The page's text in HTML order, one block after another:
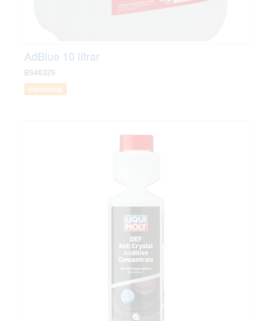
AdBlue 10 lítrar
BS46329
Væntanlegt